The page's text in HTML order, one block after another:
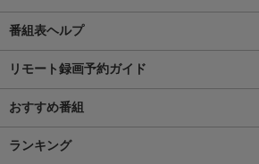
番組表ヘルプ
リモート録画予約ガイド
おすすめ番組
ランキング